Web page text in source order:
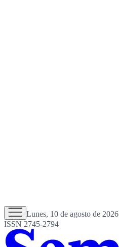
Lunes, 10 de agosto de 2026
ISSN 2745-2794